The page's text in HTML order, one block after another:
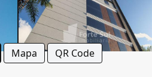
Mapa QR Code